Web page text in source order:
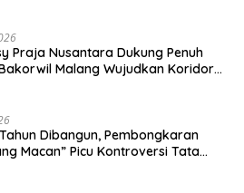
Praja Nusantara Dukung Penuh
Malang Wujudkan Koridor
Dibangun, Pembongkaran
Macan” Picu Kontroversi Tata